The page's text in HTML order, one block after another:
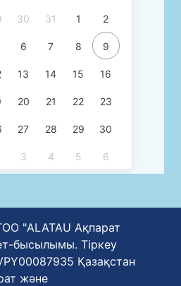
30 31 1 2
6 7 8 9
13 14 15 16
20 21 22 23
27 28 29 30
3 4 5 6
"ALATAU Ақпарат
бысылымы. Тіркеу
Қазақстан
және